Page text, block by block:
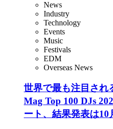
News
Industry
Technology
Events
Music
Festivals
EDM
Overseas News
世界で最も注目され
Mag Top 100 DJs
ート、結果発表は10